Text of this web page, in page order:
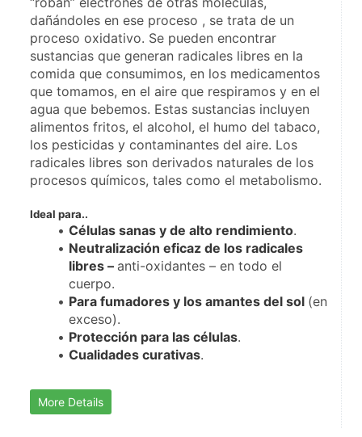
dañándoles en ese proceso , se trata de un
proceso oxidativo. Se pueden encontrar
sustancias que generan radicales libres en la
comida que consumimos, en los medicamentos
que tomamos, en el aire que respiramos y en el
agua que bebemos. Estas sustancias incluyen
alimentos fritos, el alcohol, el humo del tabaco,
los pesticidas y contaminantes del aire. Los
radicales libres son derivados naturales de los
procesos químicos, tales como el metabolismo.
Ideal para..
Células sanas y de alto rendimiento.
Neutralización eficaz de los radicales
libres – anti-oxidantes – en todo el
cuerpo.
Para fumadores y los amantes del sol (en
exceso).
Protección para las células.
Cualidades curativas.
More Details